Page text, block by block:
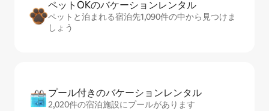
ペットOKのバ⁠ケ⁠ー⁠シ⁠ョ⁠ンレ⁠ン⁠タ⁠ル
ペットと泊まれる宿泊先1,090件の中から見つけま
しょう
プール付きのバ⁠ケ⁠ー⁠シ⁠ョ⁠ンレ⁠ン⁠タ⁠ル
2,020件の宿泊施設にプールがあります